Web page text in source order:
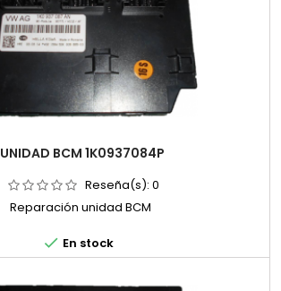
UNIDAD BCM 1K0937084P
Reseña(s): 0
Reparación unidad BCM
 En stock